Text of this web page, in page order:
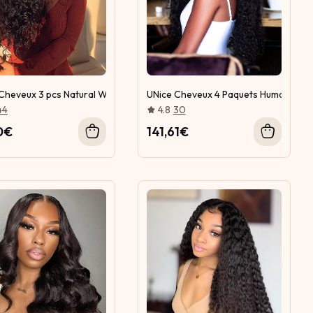
des cheveux frontaux en dentelle
3 pcs Natural Wave Cheveux Trame avec Frontale Dentelle
UNice Cheveux 4 Paquets Humain
4.8 30
141,61€